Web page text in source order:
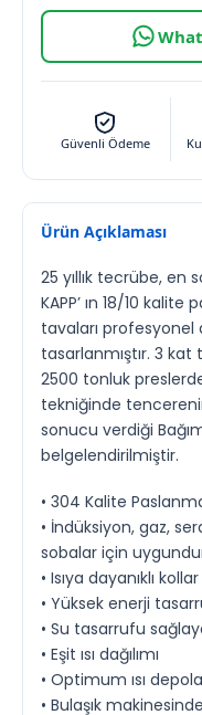
Güvenli Ödeme
Ürün Açıklaması
25 yıllık tecrübe, en
KAPP’ ın 18/10
tavaları profesyonel
tasarlanmıştır. 3
2500 tonluk
tekniğinde
sonucu verdiği
belgelendirilmiştir.
• 304 Kalite
• İndüksiyon, gaz,
sobalar için
• Isıya dayanıklı kollar
• Yüksek enerji
• Su tasarrufu
• Eşit ısı dağılımı
• Optimum ısı
• Bulaşık